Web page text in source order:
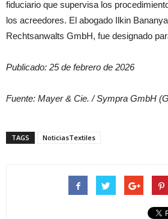
fiduciario que supervisa los
los acreedores. El abogado Ilkin
Rechtsanwalts GmbH, fue designado
Publicado: 25 de febrero de 2026
Fuente: Mayer & Cie. / Sympra GmbH
TAGS NoticiasTextiles